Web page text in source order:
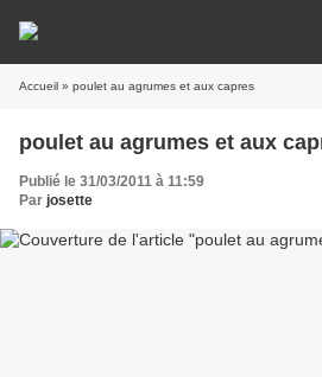
Accueil » poulet au agrumes et aux capres
poulet au agrumes et aux
Publié le 31/03/2011 à 11:59
Par josette